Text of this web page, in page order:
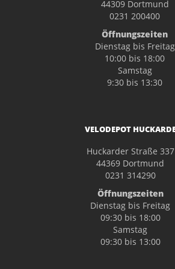
44309 Dortmund
0231 200400
Öffnungszeiten
Dienstag bis Freitag
10:00 bis 18:00
Samstag
9:30 bis 13:30
VELODEPOT
Huckarder Straße 337
44369 Dortmund
0231 314290
Öffnungszeiten
Dienstag bis Freitag
09:30 bis 18:00
Samstag
09:30 bis 13:00